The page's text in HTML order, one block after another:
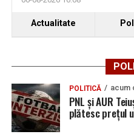
Locuri de muncă în
2026. AJOFM Alba
ce și-ar fi agresat și
leziuni corporale, fiind
fi acordate îngrijiri
etilotest, rezultatele fiind
Adaugă
Actualitate
POLITICĂ acum
PNL și AUR
plătesc prețul